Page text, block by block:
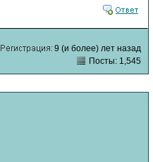
9 (и более) лет назад
Посты: 1,545